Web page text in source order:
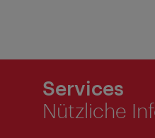
Services
Nützliche